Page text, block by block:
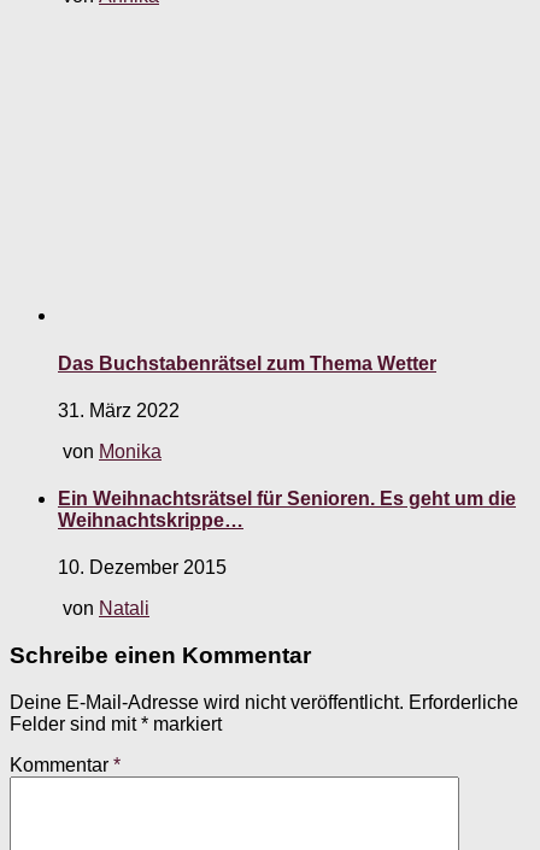
Das Buchstabenrätsel zum Thema Wetter
31. März 2022
von Monika
Ein Weihnachtsrätsel für Senioren. Es geht um die
Weihnachtskrippe…
10. Dezember 2015
von Natali
Schreibe einen Kommentar
Deine E-Mail-Adresse wird nicht veröffentlicht. Erforderliche
Felder sind mit* markiert
Kommentar *